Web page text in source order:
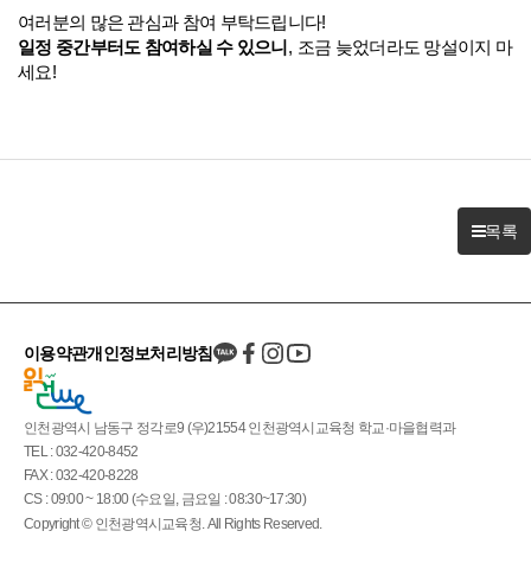
여러분의 많은 관심과 참여 부탁드립니다!
일정 중간부터도 참여하실 수 있으니 , 조금 늦었더라도 망설이지 마
세요!
목록
인천광역시 남동구 정각로9 (우)21554 인천광역시교육청 학교·마을협력과
TEL : 032-420-8452
FAX : 032-420-8228
CS : 09:00 ~ 18:00 (수요일, 금요일 : 08:30~17:30)
Copyright © 인천광역시교육청. All Rights Reserved.
이용약관개인정보처리방침